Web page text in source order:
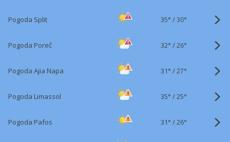
Pogoda Split 35° /30°
Pogoda Poreč 32° /26°
Pogoda Ajia Napa 31° /27°
Pogoda Limassol 35° /25°
Pogoda Pafos 31° /26°